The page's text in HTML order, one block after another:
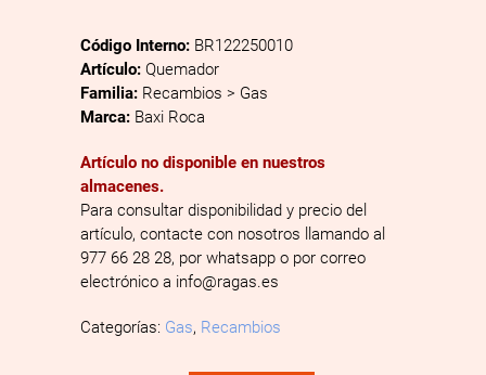
Código Interno: BR122250010
Artículo: Quemador
Familia: Recambios > Gas
Marca: Baxi Roca
Artículo no disponible en nuestros
almacenes.
Para consultar disponibilidad y precio del
artículo, contacte con nosotros llamando al
977 66 28 28, por whatsapp o por correo
electrónico a info@ragas.es
Categorías: Gas, Recambios